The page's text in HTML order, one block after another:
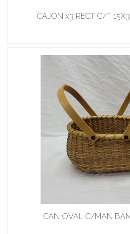
CAJON x3 RECT C/T
CAN OVAL C/MAN